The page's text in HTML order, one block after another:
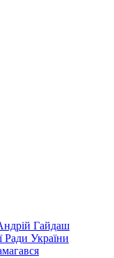
Гайдаш
Ради України